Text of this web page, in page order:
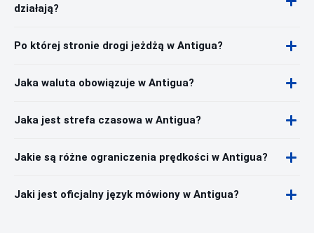
działają?
Po której stronie drogi jeżdżą w Antigua?
Jaka waluta obowiązuje w Antigua?
Jaka jest strefa czasowa w Antigua?
Jakie są różne ograniczenia prędkości w Antigua?
Jaki jest oficjalny język mówiony w Antigua?